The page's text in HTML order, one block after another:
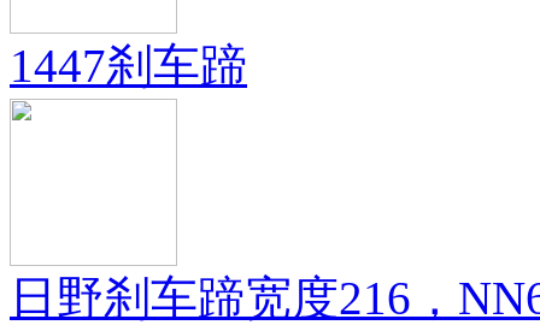
1447刹车蹄
日野刹车蹄宽度216，